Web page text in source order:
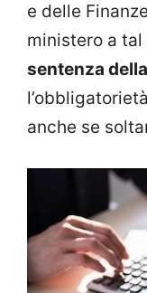
e delle
ministero a
sentenza
anche se